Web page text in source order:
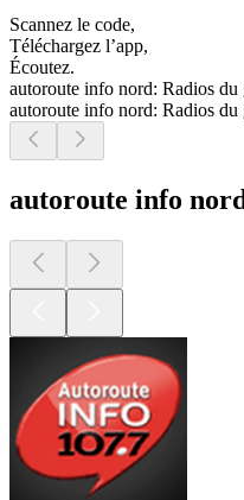
Scannez le code,
Téléchargez l’app,
Écoutez.
autoroute info nord: Radios du
autoroute info nord: Radios du
autoroute info